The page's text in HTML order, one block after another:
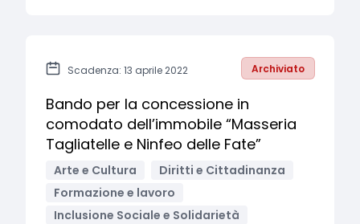
Scadenza: 13 aprile 2022 Archiviato
Bando per la concessione in
comodato dell’immobile “Masseria
Tagliatelle e Ninfeo delle Fate”
Arte e Cultura
Diritti e Cittadinanza
Formazione e lavoro
Inclusione Sociale e Solidarietà